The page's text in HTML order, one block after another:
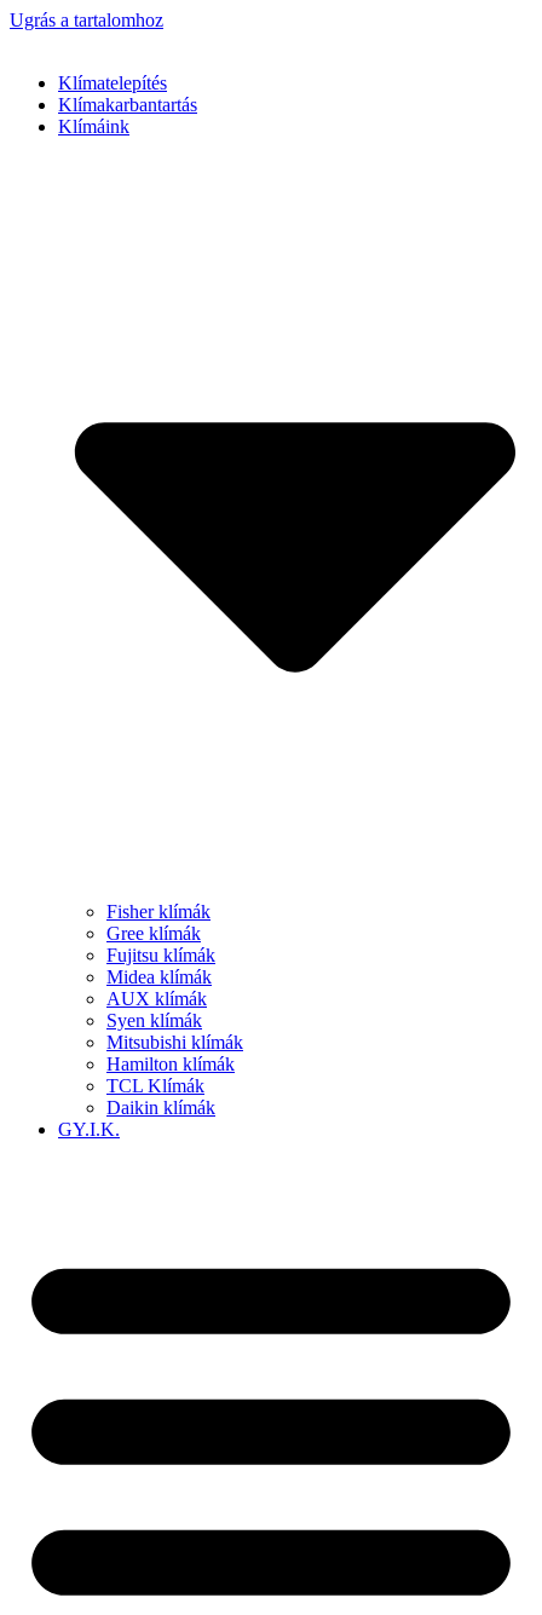
Ugrás a tartalomhoz
Klímatelepítés
Klímakarbantartás
Klímáink
Fisher klímák
Gree klímák
Fujitsu klímák
Midea klímák
AUX klímák
Syen klímák
Mitsubishi klímák
Hamilton klímák
TCL Klímák
Daikin klímák
GY.I.K.